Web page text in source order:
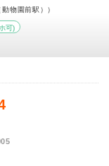
物園前駅））
可)